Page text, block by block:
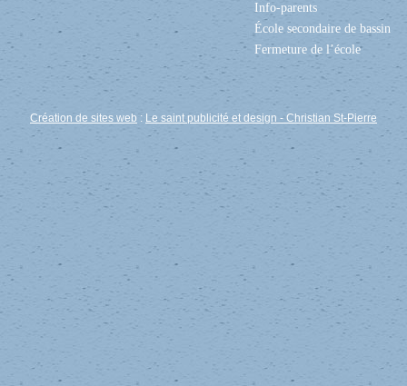
Info-parents
École secondaire de bassin
Fermeture de l’école
Création de sites web : Le saint publicité et design - Christian St-Pierre